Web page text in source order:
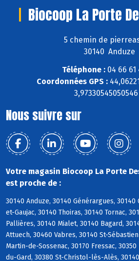
Biocoop La Porte
5 chemin de
30140 Anduze
Téléphone : 04 66 61
Coordonnées GPS :
3,97330545050546
Nous suivre sur
Votre magasin Biocoop La Porte
est proche de :
30140 Anduze, 30140 Générargues,
et-Gaujac, 30140 Thoiras, 30140 Tornac,
Pallières, 30140 Mialet, 30140 Bagard,
Attuech, 30460 Vabres, 30140 St-
Martin-de-Sossenac, 30170 Fressac, 30350
du-Gard, 30380 St-Christol-lès-Alès,